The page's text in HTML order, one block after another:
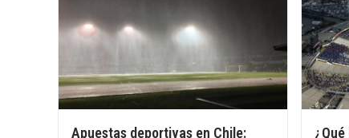
Apuestas deportivas en Chile: